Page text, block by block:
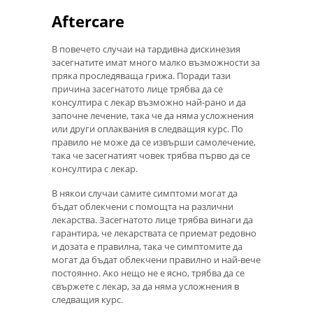
Aftercare
В повечето случаи на тардивна дискинезия
засегнатите имат много малко възможности за
пряка проследяваща грижа. Поради тази
причина засегнатото лице трябва да се
консултира с лекар възможно най-рано и да
започне лечение, така че да няма усложнения
или други оплаквания в следващия курс. По
правило не може да се извърши самолечение,
така че засегнатият човек трябва първо да се
консултира с лекар.
В някои случаи самите симптоми могат да
бъдат облекчени с помощта на различни
лекарства. Засегнатото лице трябва винаги да
гарантира, че лекарствата се приемат редовно
и дозата е правилна, така че симптомите да
могат да бъдат облекчени правилно и най-вече
постоянно. Ако нещо не е ясно, трябва да се
свържете с лекар, за да няма усложнения в
следващия курс.